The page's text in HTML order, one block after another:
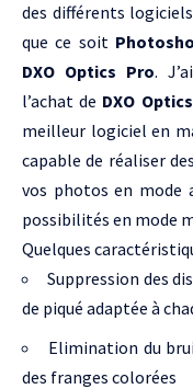
des différents
que ce soit
DXO Optics Pro.
l’achat de DXO
meilleur logiciel en
capable de réaliser
vos photos en mode
possibilités en mode
Quelques
Suppression des
de piqué adaptée à
Elimination du
des franges colorées